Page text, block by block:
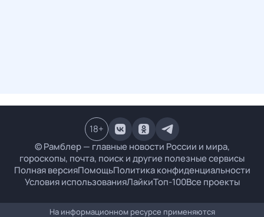
© Рамблер — главные новости России и мира,
гороскопы, почта, поиск и другие полезные сервисы
Полная версияПомощьПолитика конфиденциальности
Условия использованияЛайкиТоп-100Все проекты
18+
На информационном ресурсе применяются